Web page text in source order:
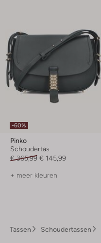
-60%
Pinko
Schoudertas
€ 365,99 € 145,99
+ meer kleuren
Tassen Schoudertassen